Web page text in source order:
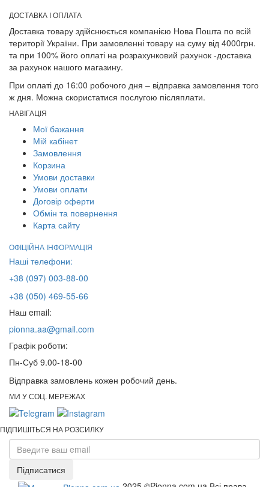
ДОСТАВКА І ОПЛАТА
Доставка товару здійснюється компанією Нова Пошта по всій
території України. При замовленні товару на суму від 4000грн.
та при 100% його оплаті на розрахунковий рахунок -доставка
за рахунок нашого магазину.
При оплаті до 16:00 робочого дня – відправка замовлення того
ж дня. Можна скористатися послугою післяплати.
НАВІГАЦІЯ
Мої бажання
Мій кабінет
Замовлення
Корзина
Умови доставки
Умови оплати
Договір оферти
Обмін та повернення
Карта сайту
ОФІЦІЙНА ІНФОРМАЦІЯ
Наші телефони:
+38 (097) 003-88-00
+38 (050) 469-55-66
Наш email:
pionna.aa@gmail.com
Графік роботи:
Пн-Суб 9.00-18-00
Відправка замовлень кожен робочий день.
МИ У СОЦ. МЕРЕЖАХ
ПІДПИШІТЬСЯ НА РОЗСИЛКУ
Підписатися